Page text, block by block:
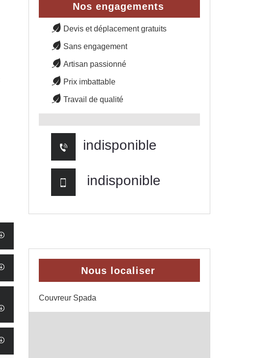
Nos engagements
Devis et déplacement gratuits
Sans engagement
Artisan passionné
Prix imbattable
Travail de qualité
indisponible
indisponible
Nous localiser
Couvreur Spada